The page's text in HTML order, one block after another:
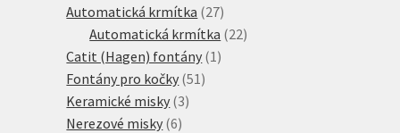
produktů
Automatická krmítka 2727
produktů
Automatická krmítka 2222
Catit (Hagen) fontány 1 1
Fontány pro kočky 51 51
Keramické misky 33
Nerezové misky 66